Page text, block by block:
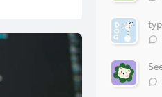
得到你的人却得不到你的心
和平分手 徐良 /
不好听